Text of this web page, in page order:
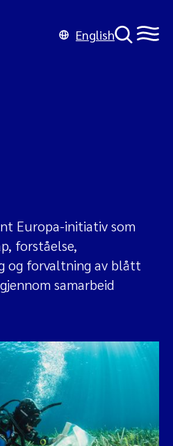
English
Europa-initiativ som
forståelse,
og forvaltning av blått
samarbeid